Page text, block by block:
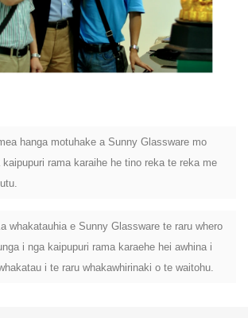
hanga motuhake a Sunny Glassware mo
rama karaihe he tino reka te reka me
whakatauhia e Sunny Glassware te raru whero
i nga kaipupuri rama karaehe hei awhina i
i te raru whakawhirinaki o te waitohu.